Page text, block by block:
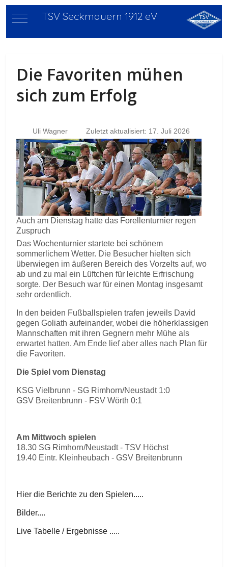
Mobile Menu Toggle
TSV Seckmauern 1912 eV
Die Favoriten mühen
sich zum Erfolg
Uli Wagner Zuletzt aktualisiert: 17. Juli 2026
Auch am Dienstag hatte das Forellenturnier regen
Zuspruch
Das Wochenturnier startete bei schönem
sommerlichem Wetter. Die Besucher hielten sich
überwiegen im äußeren Bereich des Vorzelts auf, wo
ab und zu mal ein Lüftchen für leichte Erfrischung
sorgte. Der Besuch war für einen Montag insgesamt
sehr ordentlich.
In den beiden Fußballspielen trafen jeweils David
gegen Goliath aufeinander, wobei die höherklassigen
Mannschaften mit ihren Gegnern mehr Mühe als
erwartet hatten. Am Ende lief aber alles nach Plan für
die Favoriten.
Die Spiel vom Dienstag
KSG Vielbrunn - SG Rimhorn/Neustadt 1:0
GSV Breitenbrunn - FSV Wörth 0:1
Am Mittwoch spielen
18.30 SG Rimhorn/Neustadt - TSV Höchst
19.40 Eintr. Kleinheubach - GSV Breitenbrunn
Hier die Berichte zu den Spielen.....
Bilder....
Live Tabelle / Ergebnisse .....